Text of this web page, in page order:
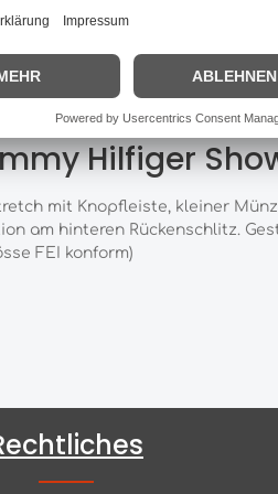
Hilfiger
mit Knopfleiste, kleiner
am hinteren Rückenschlitz.
FEI konform)